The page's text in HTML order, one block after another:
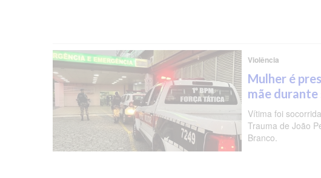
Violência
Mulher é
mãe durante
Vítima foi
Trauma de João
Branco.